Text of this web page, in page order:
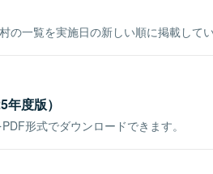
の一覧を実施日の新しい順に掲載してい
度版）
形式でダウンロードできます。